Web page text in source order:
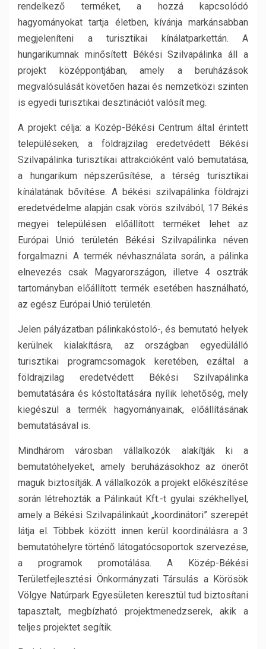
rendelkező terméket, a hozzá kapcsolódó
hagyományokat tartja életben, kívánja markánsabban
megjeleníteni a turisztikai kínálatparkettán. A
hungarikumnak minősített Békési Szilvapálinka áll a
projekt középpontjában, amely a beruházások
megvalósulását követően hazai és nemzetközi szinten
is egyedi turisztikai desztinációt valósít meg.
A projekt célja: a Közép-Békési Centrum által érintett
településeken, a földrajzilag eredetvédett Békési
Szilvapálinka turisztikai attrakcióként való bemutatása,
a hungarikum népszerűsítése, a térség turisztikai
kínálatának bővítése. A békési szilvapálinka földrajzi
eredetvédelme alapján csak vörös szilvából, 17 Békés
megyei településen előállított terméket lehet az
Európai Unió területén Békési Szilvapálinka néven
forgalmazni. A termék névhasználata során, a pálinka
elnevezés csak Magyarországon, illetve 4 osztrák
tartományban előállított termék esetében használható,
az egész Európai Unió területén.
Jelen pályázatban pálinkakóstoló-, és bemutató helyek
kerülnek kialakításra, az országban egyedülálló
turisztikai programcsomagok keretében, ezáltal a
földrajzilag eredetvédett Békési Szilvapálinka
bemutatására és kóstoltatására nyílik lehetőség, mely
kiegészül a termék hagyományainak, előállításának
bemutatásával is.
Mindhárom városban vállalkozók alakítják ki a
bemutatóhelyeket, amely beruházásokhoz az önerőt
maguk biztosítják. A vállalkozók a projekt előkészítése
során létrehozták a Pálinkaút Kft.-t gyulai székhellyel,
amely a Békési Szilvapálinkaút „koordinátori” szerepét
látja el. Többek között innen kerül koordinálásra a 3
bemutatóhelyre történő látogatócsoportok szervezése,
a programok promotálása. A Közép-Békési
Területfejlesztési Önkormányzati Társulás a Körösök
Völgye Natúrpark Egyesületen keresztül tud biztosítani
tapasztalt, megbízható projektmenedzserek, akik a
teljes projektet segítik.